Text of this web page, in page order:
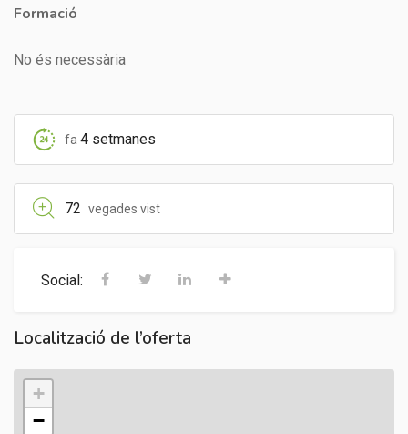
Formació
No és necessària
fa4 setmanes
72 vegades vist
Social:
Localització de l’oferta
+
−